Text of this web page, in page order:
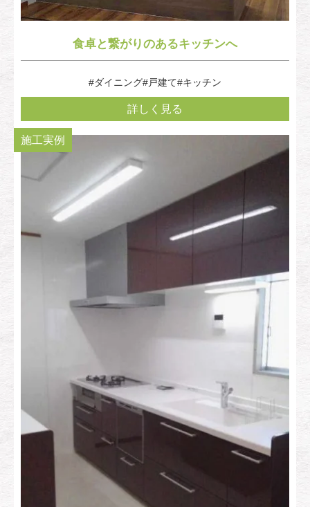
食卓と繋がりのあるキッチンへ
#ダイニング#戸建て#キッチン
詳しく見る
施工実例